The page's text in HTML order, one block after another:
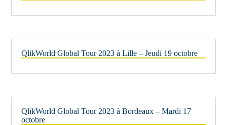
QlikWorld Global Tour 2023 à Lille – Jeudi 19 octobre
QlikWorld Global Tour 2023 à Bordeaux – Mardi 17
octobre